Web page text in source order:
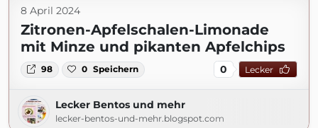
8 April 2024
Zitronen-Apfelschalen-Limonade
mit Minze und pikanten Apfelchips
98 0 Speichern 0 Lecker
Lecker Bentos und mehr
lecker-bentos-und-mehr.blogspot.com